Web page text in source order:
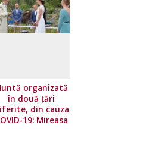
organizată
în două țări
din cauza
19: Mireasa